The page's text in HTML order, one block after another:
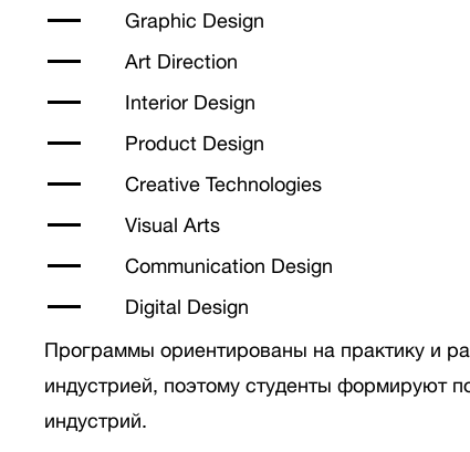
Graphic Design
Art Direction
Interior Design
Product Design
Creative Technologies
Visual Arts
Communication Design
Digital Design
Программы ориентированы на практику и
индустрией, поэтому студенты формируют
индустрий.